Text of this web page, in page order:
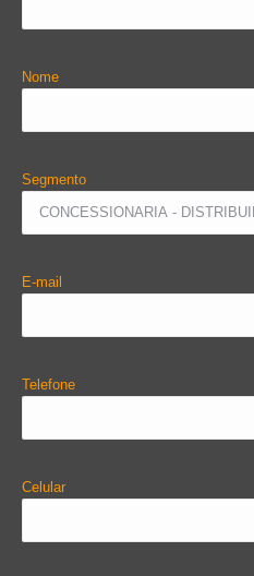
Nome
Segmento
E-mail
Telefone
Celular